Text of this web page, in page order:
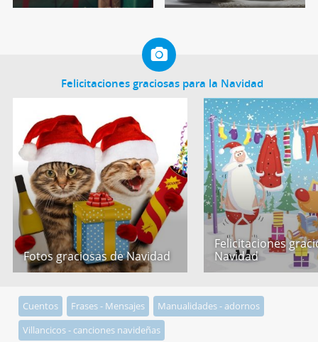
Felicitaciones graciosas para la Navidad
Fotos graciosas de Navidad
Felicitaciones
Navidad
Cuentos Frases - Mensajes
Manualidades - adornos
Villancicos - canciones navideñas